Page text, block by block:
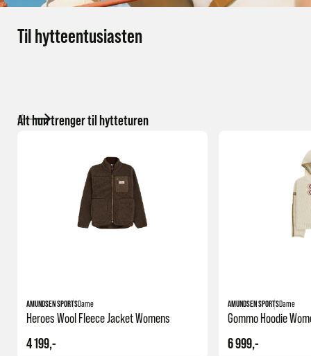
Til hytteentusiasten
Alt hun trenger til hytteturen
AMUNDSEN SPORTSDame
Heroes Wool Fleece Jacket Womens
4 199,-
AMUNDSEN SPORTSDame
Gommo Hoodie
6 999,-